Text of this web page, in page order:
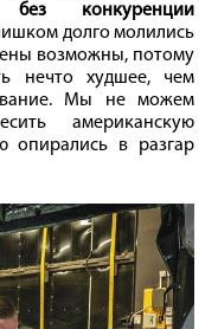
без конкуренции
долго молились
возможны, потому
нечто худшее, чем
Мы не можем
американскую
опирались в разгар